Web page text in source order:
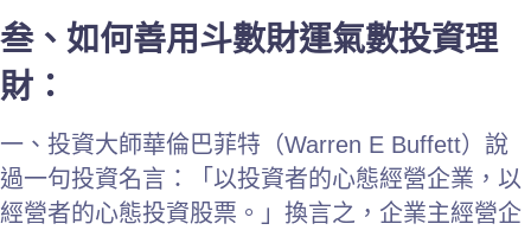
叁、如何善用斗數財運氣數投資理
財：
一、投資大師華倫巴菲特（Warren E Buffett）說
過一句投資名言：「以投資者的心態經營企業，以
經營者的心態投資股票。」換言之，企業主經營企